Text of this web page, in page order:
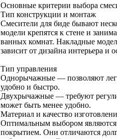
Основные критерии выбора
Тип конструкции и монтаж
Смесители для биде бывают
модели крепятся к стене и
ванных комнат. Накладные
зависит от дизайна интерьера и
Тип управления
Однорычажные — позволяют
удобно и быстро.
Двухрычажные — требуют
может быть менее удобно.
Материал и качество
Оптимальным выбором
покрытием. Они отличаются